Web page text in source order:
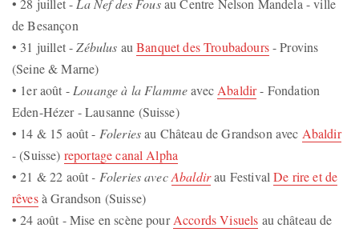
• 28 juillet - La Nef des Fousau Centre Nelson Mandela - ville
de Besançon
• 31 juillet -Zébulus auBanquet des Troubadours- Provins
(Seine & Marne)
• 1er août - Louange à la Flammeavec Abaldir- Fondation
Eden-Hézer - Lausanne (Suisse)
• 14 & 15 août - Foleriesau Château de Grandson avec Abaldir
- (Suisse) reportage canal Alpha
• 21 & 22 août - Foleries avecAbaldirau FestivalDe rire et de
rêvesà Grandson (Suisse)
• 24 août - Mise en scène pourAccords Visuels au château de